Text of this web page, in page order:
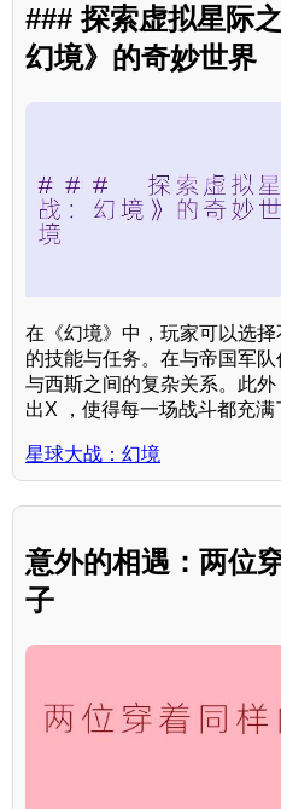
### 探索虚拟星际
幻境》的奇妙世界
在《幻境》中，玩家可以选
的技能与任务。在与帝国军
与西斯之间的复杂关系。此
出X ，使得每一场战斗都充满
星球大战：幻境
意外的相遇：两位
子